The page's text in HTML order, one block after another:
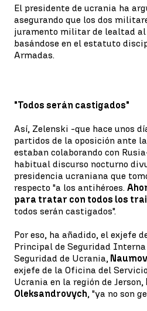
El presidente de ucrania ha
asegurando que los dos
juramento militar de lealtad al
basándose en el estatuto
Armadas.
"Todos serán castigados"
Así, Zelenski -que hace unos
partidos de la oposición ante
estaban colaborando con
habitual discurso nocturno
presidencia ucraniana que
respecto "a los antihéroes.
para tratar con todos los
todos serán castigados".
Por eso, ha añadido, el exjefe
Principal de Seguridad
Seguridad de Ucrania,
exjefe de la Oficina del
Ucrania en la región de Jerson,
Oleksandrovych, "ya no son